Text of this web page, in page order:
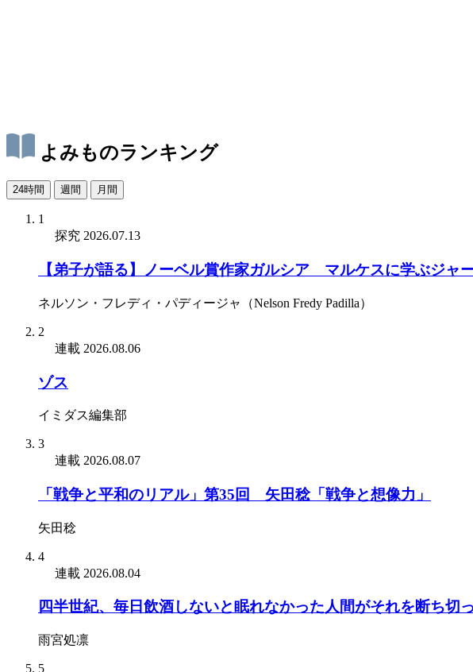
よみものランキング
24時間 週間 月間
1
探究 2026.07.13
【弟子が語る】ノーベル賞作家ガルシア゠マルケスに学ぶジャ
ネルソン・フレディ・パディージャ（Nelson Fredy Padilla）
2
連載 2026.08.06
ゾス
イミダス編集部
3
連載 2026.08.07
「戦争と平和のリアル」第35回 矢田稔「戦争と想像力」
矢田稔
4
連載 2026.08.04
四半世紀、毎日飲酒しないと眠れなかった人間がそれを断ち切
雨宮処凛
5